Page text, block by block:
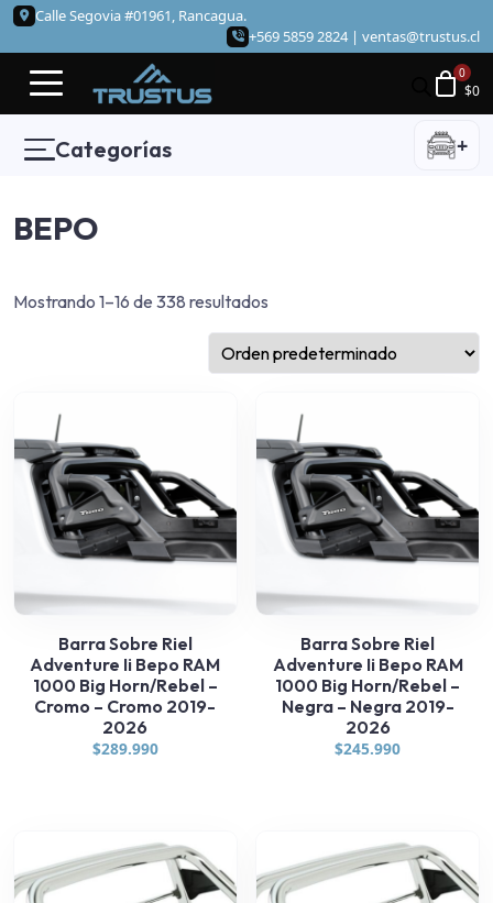
Calle Segovia #01961, Rancagua.
+569 5859 2824 | ventas@trustus.cl
$0
Categorías +
BEPO
Mostrando 1–16 de 338 resultados
Barra Sobre Riel
Adventure Ii Bepo RAM
1000 Big Horn/Rebel –
Cromo – Cromo 2019-
2026
$289.990
Barra Sobre Riel
Adventure Ii Bepo RAM
1000 Big Horn/Rebel –
Negra – Negra 2019-
2026
$245.990